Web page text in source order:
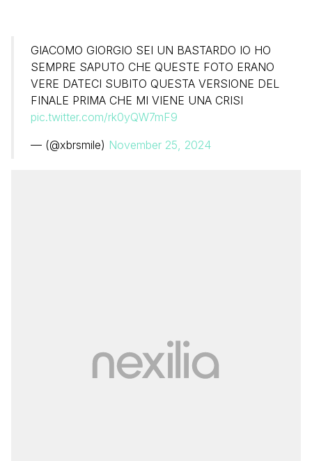
GIACOMO GIORGIO SEI UN BASTARDO IO HO
SEMPRE SAPUTO CHE QUESTE FOTO ERANO
VERE DATECI SUBITO QUESTA VERSIONE DEL
FINALE PRIMA CHE MI VIENE UNA CRISI
pic.twitter.com/rk0yQW7mF9
— (@xbrsmile) November 25, 2024